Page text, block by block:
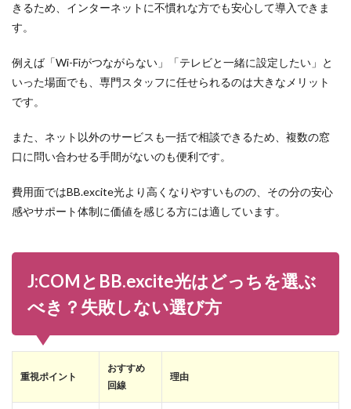
きるため、インターネットに不慣れな方でも安心して導入できま
す。
例えば「Wi-Fiがつながらない」「テレビと一緒に設定したい」と
いった場面でも、専門スタッフに任せられるのは大きなメリット
です。
また、ネット以外のサービスも一括で相談できるため、複数の窓
口に問い合わせる手間がないのも便利です。
費用面ではBB.excite光より高くなりやすいものの、その分の安心
感やサポート体制に価値を感じる方には適しています。
J:COMとBB.excite光はどっちを選ぶ
べき？失敗しない選び方
重視ポイント
おすすめ
回線
理由